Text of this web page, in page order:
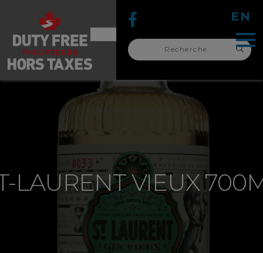
pour :
EN
recherche
pour :
LAURENT VIEUX